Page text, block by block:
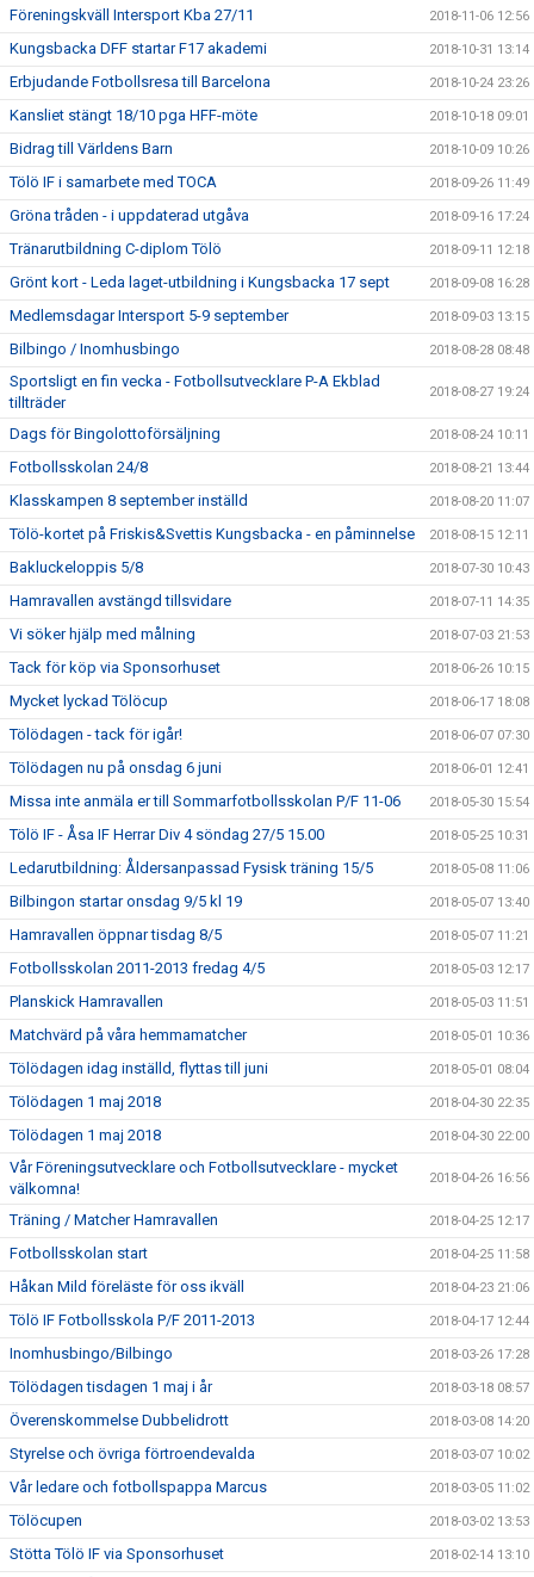
Föreningskväll Intersport Kba 27/11 2018-11-06 12:56
Kungsbacka DFF startar F17 akademi 2018-10-31 13:14
Erbjudande Fotbollsresa till Barcelona 2018-10-24 23:26
Kansliet stängt 18/10 pga HFF-möte 2018-10-18 09:01
Bidrag till Världens Barn 2018-10-09 10:26
Tölö IF i samarbete med TOCA 2018-09-26 11:49
Gröna tråden - i uppdaterad utgåva 2018-09-16 17:24
Tränarutbildning C-diplom Tölö 2018-09-11 12:18
Grönt kort - Leda laget-utbildning i Kungsbacka 17 sept 2018-09-08 16:28
Medlemsdagar Intersport 5-9 september 2018-09-03 13:15
Bilbingo / Inomhusbingo 2018-08-28 08:48
Sportsligt en fin vecka - Fotbollsutvecklare P-A Ekblad
tillträder
2018-08-27 19:24
Dags för Bingolottoförsäljning 2018-08-24 10:11
Fotbollsskolan 24/8 2018-08-21 13:44
Klasskampen 8 september inställd 2018-08-20 11:07
Tölö-kortet på Friskis&Svettis Kungsbacka - en påminnelse 2018-08-15 12:11
Bakluckeloppis 5/8 2018-07-30 10:43
Hamravallen avstängd tillsvidare 2018-07-11 14:35
Vi söker hjälp med målning 2018-07-03 21:53
Tack för köp via Sponsorhuset 2018-06-26 10:15
Mycket lyckad Tölöcup 2018-06-17 18:08
Tölödagen - tack för igår! 2018-06-07 07:30
Tölödagen nu på onsdag 6 juni 2018-06-01 12:41
Missa inte anmäla er till Sommarfotbollsskolan P/F 11-06 2018-05-30 15:54
Tölö IF - Åsa IF Herrar Div 4 söndag 27/5 15.00 2018-05-25 10:31
Ledarutbildning: Åldersanpassad Fysisk träning 15/5 2018-05-08 11:06
Bilbingon startar onsdag 9/5 kl 19 2018-05-07 13:40
Hamravallen öppnar tisdag 8/5 2018-05-07 11:21
Fotbollsskolan 2011-2013 fredag 4/5 2018-05-03 12:17
Planskick Hamravallen 2018-05-03 11:51
Matchvärd på våra hemmamatcher 2018-05-01 10:36
Tölödagen idag inställd, flyttas till juni 2018-05-01 08:04
Tölödagen 1 maj 2018 2018-04-30 22:35
Tölödagen 1 maj 2018 2018-04-30 22:00
Vår Föreningsutvecklare och Fotbollsutvecklare - mycket
välkomna!
2018-04-26 16:56
Träning / Matcher Hamravallen 2018-04-25 12:17
Fotbollsskolan start 2018-04-25 11:58
Håkan Mild föreläste för oss ikväll 2018-04-23 21:06
Tölö IF Fotbollsskola P/F 2011-2013 2018-04-17 12:44
Inomhusbingo/Bilbingo 2018-03-26 17:28
Tölödagen tisdagen 1 maj i år 2018-03-18 08:57
Överenskommelse Dubbelidrott 2018-03-08 14:20
Styrelse och övriga förtroendevalda 2018-03-07 10:02
Vår ledare och fotbollspappa Marcus 2018-03-05 11:02
Tölöcupen 2018-03-02 13:53
Stötta Tölö IF via Sponsorhuset 2018-02-14 13:10